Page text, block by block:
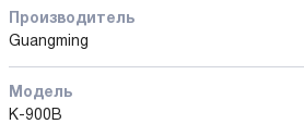
Производитель
Guangming
Модель
K-900B